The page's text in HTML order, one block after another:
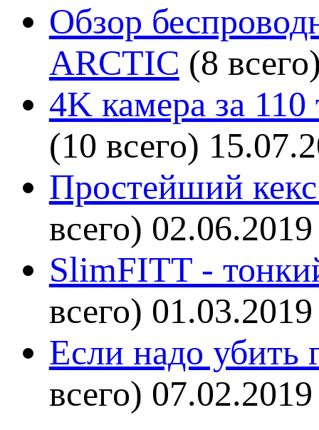
Обзор
ARCTIC (8
4K камера за
(10 всего)
Простейший кекс
всего) 02.06.2019
SlimFITT -
всего) 01.03.2019
Если надо убить
всего) 07.02.2019